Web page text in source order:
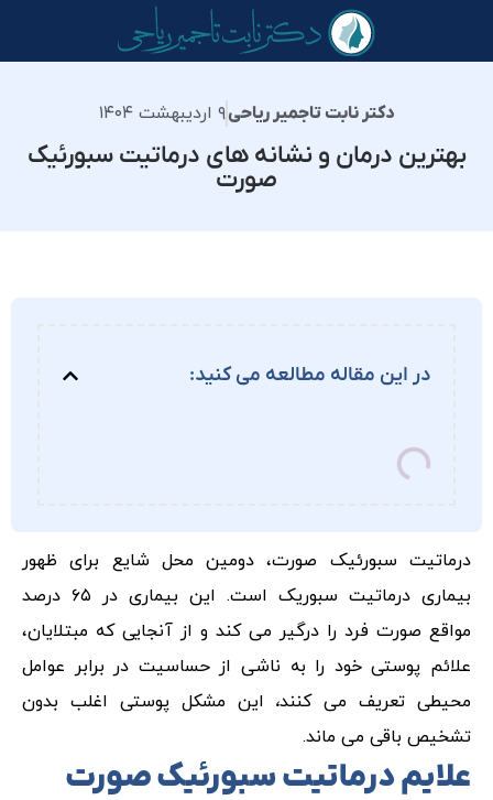
دکتر نابت تاجمیر ریاحی۹ اردیبهشت ۱۴۰۴
بهترین درمان و نشانه های درماتیت سبورئیک
صورت
در این مقاله مطالعه می کنید:
درماتیت سبورئیک صورت، دومین محل شایع برای ظهور
بیماری درماتیت سبوریک است. این بیماری در ۶۵ درصد
مواقع صورت فرد را درگیر می کند و از آنجایی که مبتلایان،
علائم پوستی خود را به ناشی از حساسیت در برابر عوامل
محیطی تعریف می کنند، این مشکل‌ پوستی اغلب بدون
تشخیص باقی می ماند‌.
علایم درماتیت سبورئیک صورت